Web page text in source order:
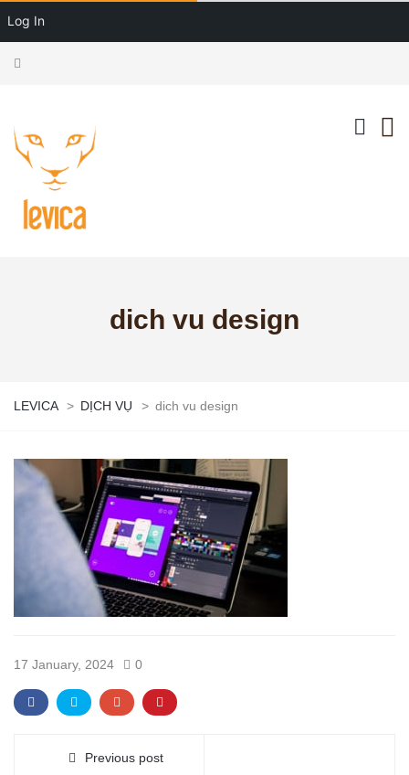
dich vu design
LEVICA > DỊCH VỤ > dich vu design
17 January, 2024 0
Previous post
Log In